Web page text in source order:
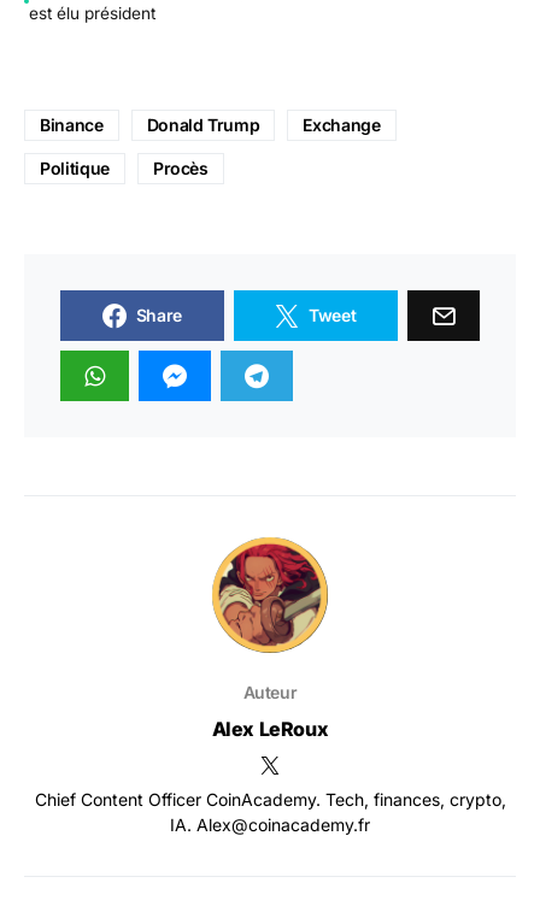
est élu président
Binance Donald Trump Exchange
Politique Procès
Share Tweet
Auteur
Alex LeRoux
Chief Content Officer CoinAcademy. Tech, finances, crypto,
IA. Alex@coinacademy.fr